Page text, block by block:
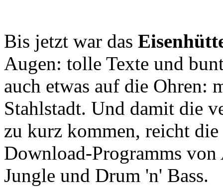
Bis jetzt war das
Augen: tolle Texte und
auch etwas auf die Ohren:
Stahlstadt. Und damit die
zu kurz kommen, reicht die
Download-Programms
Jungle und Drum 'n' Bass.